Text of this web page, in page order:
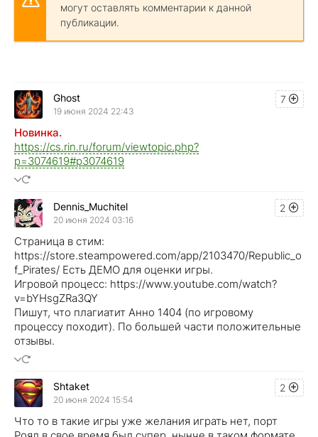
могут оставлять комментарии к данной
публикации.
7
Ghost
19 июня 2024 22:43
Новинка.
https://cs.rin.ru/forum/viewtopic.php?
p=3074619#p3074619
2
Dennis_Muchitel
20 июня 2024 03:16
Страница в стим:
https://store.steampowered.com/app/2103470/Republic_o
f_Pirates/ Есть ДЕМО для оценки игры.
Игровой процесс: https://www.youtube.com/watch?
v=bYHsgZRa3QY
Пишут, что плагиатит Анно 1404 (по игровому
процессу походит). По большей части положительные
отзывы.
2
Shtaket
20 июня 2024 15:54
Что то в такие игры уже желания играть нет, порт